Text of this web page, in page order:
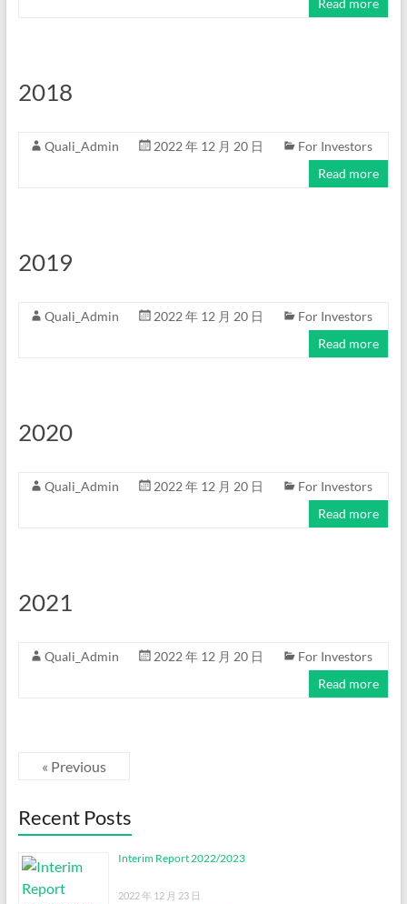
2018
Quali_Admin 2022 年 12 月 20 日
For Investors
Read more
2019
Quali_Admin 2022 年 12 月 20 日
For Investors
Read more
2020
Quali_Admin 2022 年 12 月 20 日
For Investors
Read more
2021
Quali_Admin 2022 年 12 月 20 日
For Investors
Read more
« Previous
Recent Posts
Interim Report 2022/2023
2022 年 12 月 23 日